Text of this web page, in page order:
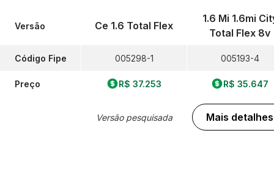
Versão
Código Fipe
Preço
Ce 1.6 Total Flex
005298-1
R$ 37.253
Versão pesquisada
1.6 Mi 1.6mi
Total Flex 8v
005193-4
R$ 35.647
Mais detalhes